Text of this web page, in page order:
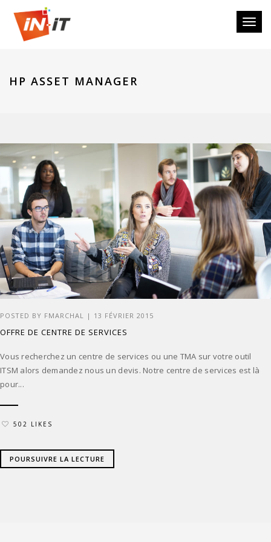
Toggle
HP ASSET MANAGER
POSTED BY FMARCHAL | 13 FÉVRIER 2015
OFFRE DE CENTRE DE SERVICES
Vous recherchez un centre de services ou une TMA sur votre outil
ITSM alors demandez nous un devis. Notre centre de services est là
pour...
502 LIKES
POURSUIVRE LA LECTURE